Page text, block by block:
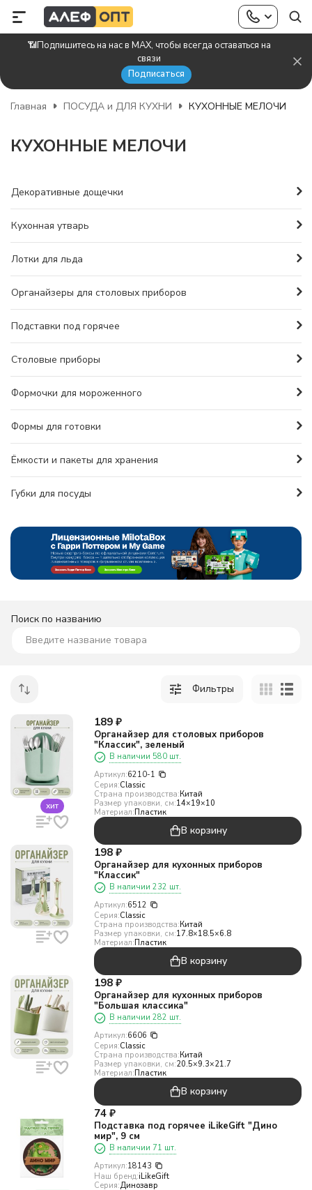
📶Подпишитесь на нас в MAX, чтобы всегда оставаться на
связи
Подписаться
Главная ПОСУДА и ДЛЯ КУХНИ КУХОННЫЕ МЕЛОЧИ
КУХОННЫЕ МЕЛОЧИ
Декоративные дощечки
Кухонная утварь
Лотки для льда
Органайзеры для столовых приборов
Подставки под горячее
Столовые приборы
Формочки для мороженного
Формы для готовки
Ёмкости и пакеты для хранения
Губки для посуды
Поиск по названию
Фильтры
хит
189 ₽
Органайзер для столовых приборов
"Классик", зеленый
В наличии 580 шт.
Артикул:6210-1
Серия:Classic
Страна производства:Китай
Размер упаковки, см:14×19×10
Материал:Пластик
В корзину
198 ₽
Органайзер для кухонных приборов
"Классик"
В наличии 232 шт.
Артикул:6512
Серия:Classic
Страна производства:Китай
Размер упаковки, см:17.8×18.5×6.8
Материал:Пластик
В корзину
198 ₽
Органайзер для кухонных приборов
"Большая классика"
В наличии 282 шт.
Артикул:6606
Серия:Classic
Страна производства:Китай
Размер упаковки, см:20.5×9.3×21.7
Материал:Пластик
В корзину
74 ₽
Подставка под горячее iLikeGift "Дино
мир", 9 см
В наличии 71 шт.
Артикул:18143
Наш бренд:iLikeGift
Серия:Динозавр